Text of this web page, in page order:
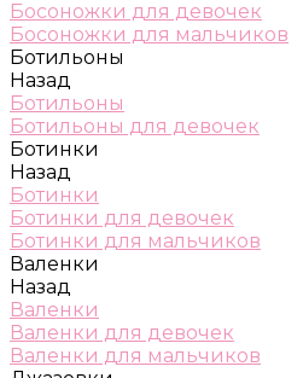
Босоножки для девочек
Босоножки для мальчиков
Ботильоны
Назад
Ботильоны
Ботильоны для девочек
Ботинки
Назад
Ботинки
Ботинки для девочек
Ботинки для мальчиков
Валенки
Назад
Валенки
Валенки для девочек
Валенки для мальчиков